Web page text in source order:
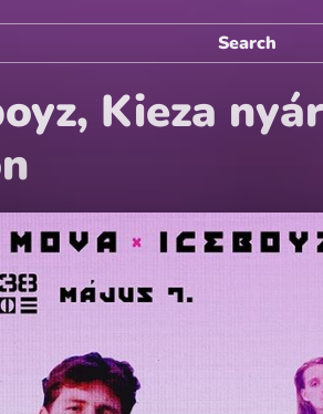
Kieza